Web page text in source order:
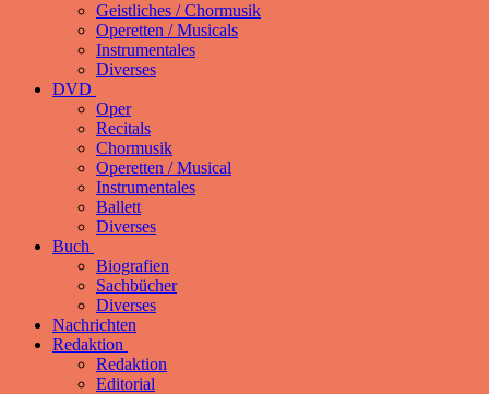
Geistliches / Chormusik
Operetten / Musicals
Instrumentales
Diverses
DVD
Oper
Recitals
Chormusik
Operetten / Musical
Instrumentales
Ballett
Diverses
Buch
Biografien
Sachbücher
Diverses
Nachrichten
Redaktion
Redaktion
Editorial